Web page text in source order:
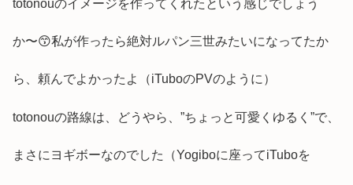
totonouのイメージを作ってくれたという感じでしょう
か〜😙私が作ったら絶対ルパン三世みたいになってたか
ら、頼んでよかったよ（iTuboのPVのように）
totonouの路線は、どうやら、”ちょっと可愛くゆるく”で、
まさにヨギボーなのでした（Yogiboに座ってiTuboを